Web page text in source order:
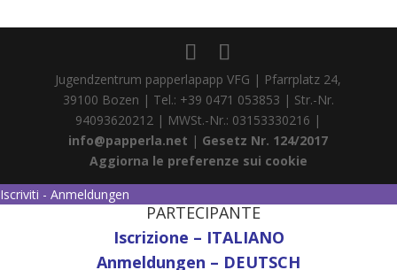
Jugendzentrum papperlapapp VFG | Pfarrplatz 24,
39100 Bozen | Tel.: +39 0471 053853 | Str.-Nr.
94093620212 | MWSt.-Nr.: 03153330216 |
info@papperla.net | Gesetz Nr. 124/2017
Aggiorna le preferenze sui cookie
Iscriviti - Anmeldungen
PARTECIPANTE
Iscrizione – ITALIANO
Anmeldungen – DEUTSCH